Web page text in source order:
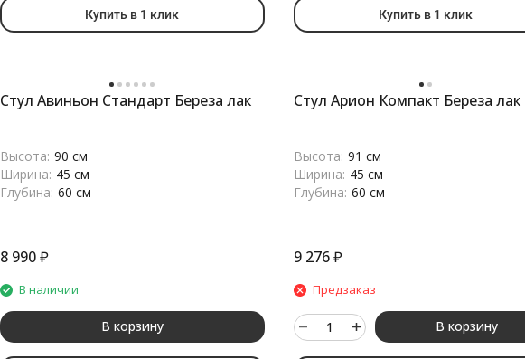
Купить в 1 клик Купить в 1 клик
Стул Авиньон Стандарт Береза лак
Высота: 90 см
Ширина: 45 см
Глубина: 60 см
8 990 ₽
В наличии
В корзину
Стул Арион Компакт Береза лак
Высота: 91 см
Ширина: 45 см
Глубина: 60 см
9 276₽
Предзаказ
В корзину